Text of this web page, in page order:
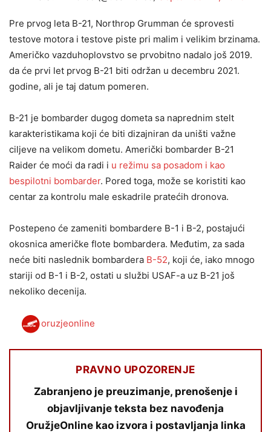
Pre prvog leta B-21, Northrop Grumman će sprovesti
testove motora i testove piste pri malim i velikim brzinama.
Američko vazduhoplovstvo se prvobitno nadalo još 2019.
da će prvi let prvog B-21 biti održan u decembru 2021.
godine, ali je taj datum pomeren.
B-21 je bombarder dugog dometa sa naprednim stelt
karakteristikama koji će biti dizajniran da uništi važne
ciljeve na velikom dometu. Američki bombarder B-21
Raider će moći da radi i u režimu sa posadom i kao
bespilotni bombarder. Pored toga, može se koristiti kao
centar za kontrolu male eskadrile pratećih dronova.
Postepeno će zameniti bombardere B-1 i B-2, postajući
okosnica američke flote bombardera. Međutim, za sada
neće biti naslednik bombardera B-52, koji će, iako mnogo
stariji od B-1 i B-2, ostati u službi USAF-a uz B-21 još
nekoliko decenija.
oruzjeonline
PRAVNO UPOZORENJE
Zabranjeno je preuzimanje, prenošenje i
objavljivanje teksta bez navođenja
OružjeOnline kao izvora i postavljanja linka